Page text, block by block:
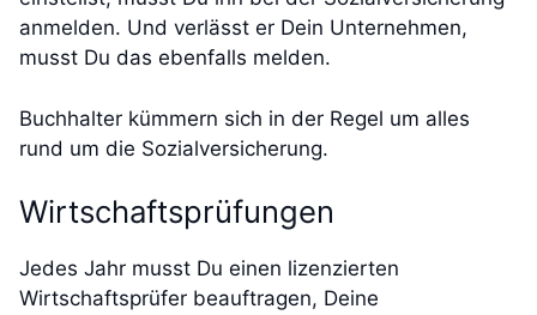
anmelden. Und verlässt er Dein Unternehmen,
musst Du das ebenfalls melden.
Buchhalter kümmern sich in der Regel um alles
rund um die Sozialversicherung.
Wirtschaftsprüfungen
Jedes Jahr musst Du einen lizenzierten
Wirtschaftsprüfer beauftragen, Deine